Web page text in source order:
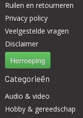
Ruilen en retourneren
Privacy policy
Veelgestelde vragen
Disclaimer
Herroeping
Categorieën
Audio & video
Hobby & gereedschap